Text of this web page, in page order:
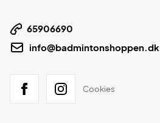
65906690
info@badmintonshoppen.dk
Cookies